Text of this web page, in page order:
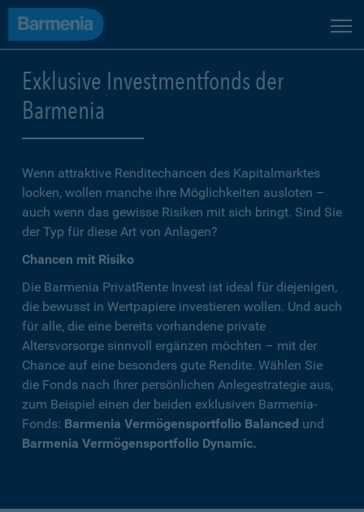
Exklusive Investmentfonds der
Barmenia
Wenn attraktive Renditechancen des Kapitalmarktes
locken, wollen manche ihre Möglichkeiten ausloten –
auch wenn das gewisse Risiken mit sich bringt. Sind Sie
der Typ für diese Art von Anlagen?
Chancen mit Risiko
Die Barmenia PrivatRente Invest ist ideal für diejenigen,
die bewusst in Wertpapiere investieren wollen. Und auch
für alle, die eine bereits vorhandene private
Altersvorsorge sinnvoll ergänzen möchten – mit der
Chance auf eine besonders gute Rendite. Wählen Sie
die Fonds nach Ihrer persönlichen Anlegestrategie aus,
zum Beispiel einen der beiden exklusiven Barmenia-
Fonds: Barmenia Vermögensportfolio Balanced und
Barmenia Vermögensportfolio Dynamic.